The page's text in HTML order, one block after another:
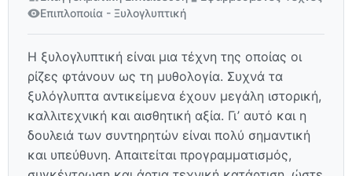
Επιπλοποιία - Ξυλογλυπτική
Η ξυλογλυπτική είναι μια τέχνη της οποίας οι
ρίζες φτάνουν ως τη μυθολογία. Συχνά τα
ξυλόγλυπτα αντικείμενα έχουν μεγάλη ιστορική,
καλλιτεχνική και αισθητική αξία. Γι’ αυτό και η
δουλειά των συντηρητών είναι πολύ σημαντική
και υπεύθυνη. Απαιτείται προγραμματισμός,